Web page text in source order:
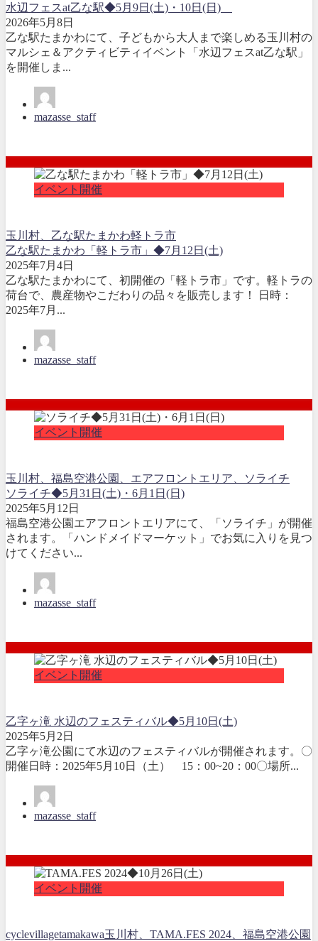
水辺フェスat乙な駅◆5月9日(土)・10日(日)
2026年5月8日
乙な駅たまかわにて、子どもから大人まで楽しめる玉川村の
マルシェ＆アクティビティイベント「水辺フェスat乙な駅」
を開催しま...
mazasse_staff
イベント開催
玉川村、乙な駅たまかわ軽トラ市
乙な駅たまかわ「軽トラ市」◆7月12日(土)
2025年7月4日
乙な駅たまかわにて、初開催の「軽トラ市」です。軽トラの
荷台で、農産物やこだわりの品々を販売します！ 日時：
2025年7月...
mazasse_staff
イベント開催
玉川村、福島空港公園、エアフロントエリア、ソライチ
ソライチ◆5月31日(土)・6月1日(日)
2025年5月12日
福島空港公園エアフロントエリアにて、「ソライチ」が開催
されます。「ハンドメイドマーケット」でお気に入りを見つ
けてください...
mazasse_staff
イベント開催
乙字ヶ滝 水辺のフェスティバル◆5月10日(土)
2025年5月2日
乙字ヶ滝公園にて水辺のフェスティバルが開催されます。〇
開催日時：2025年5月10日（土） 15：00~20：00〇場所...
mazasse_staff
イベント開催
cyclevillagetamakawa玉川村、TAMA.FES 2024、 福島空港公園